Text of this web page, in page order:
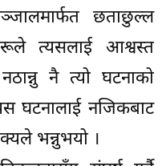
छताछुल्ल
त्यसलाई आश्वस्त
नै त्यो घटनाको
घटनालाई नजिकबाट
भन्नुभयो ।